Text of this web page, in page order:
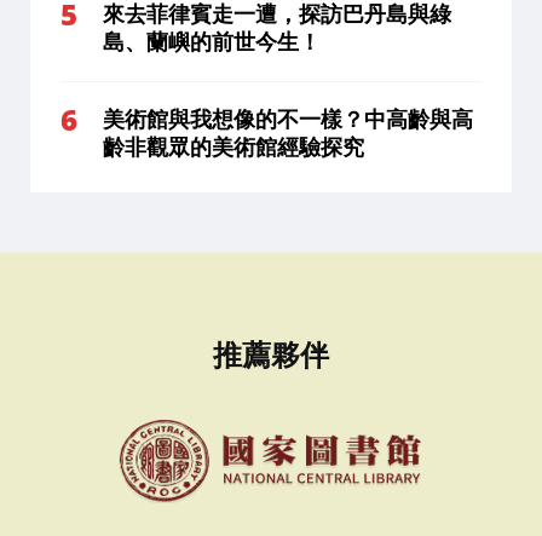
來去菲律賓走一遭，探訪巴丹島與綠
島、蘭嶼的前世今生！
美術館與我想像的不一樣？中高齡與高
齡非觀眾的美術館經驗探究
推薦夥伴